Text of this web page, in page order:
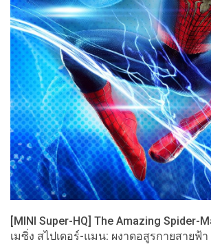
[MINI Super-HQ] The Amazing Spider-
เมซิ่ง สไปเดอร์-แมน: ผงาดอสูรกายสายฟ้